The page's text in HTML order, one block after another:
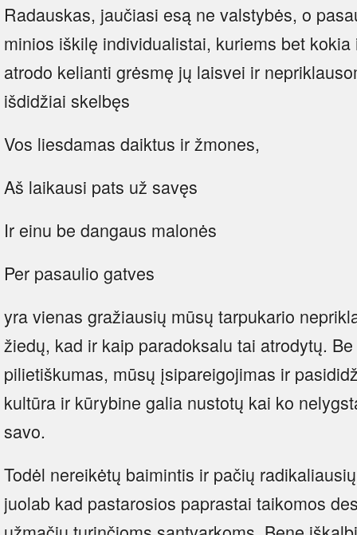
Radauskas, jaučiasi esą ne valstybės, o
minios iškilę individualistai, kuriems bet
atrodo kelianti grėsmę jų laisvei ir
išdidžiai skelbęs
Vos liesdamas daiktus ir žmones,
Aš laikausi pats už savęs
Ir einu be dangaus malonės
Per pasaulio gatves
yra vienas gražiausių mūsų tarpukario
žiedų, kad ir kaip paradoksalu tai atrodytų.
pilietiškumas, mūsų įsipareigojimas ir
kultūra ir kūrybine galia nustotų kai ko
savo.
Todėl nereikėtų baimintis ir pačių
juolab kad pastarosios paprastai taikomos